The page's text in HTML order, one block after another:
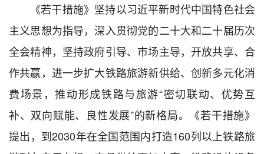
《若干措施》坚持以习近平新时代中国特色社会
主义思想为指导，深入贯彻党的二十大和二十届历次
全会精神，坚持政府引导、市场主导，开放共享、合
作共赢，进一步扩大铁路旅游新供给、创新多元化消
费场景，推动形成铁路与旅游“密切联动、优势互
补、双向赋能、良性发展”的新格局。《若干措施》
提出，到2030年在全国范围内打造160列以上铁路旅